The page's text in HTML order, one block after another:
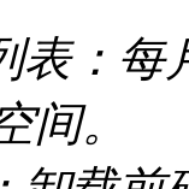
表：
间。